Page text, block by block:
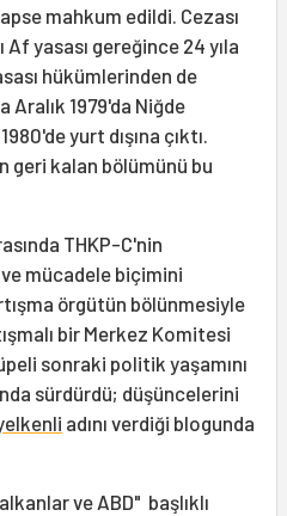
mahkum edildi. Cezası
Af yasası gereğince 24 yıla
hükümlerinden de
Aralık 1979'da Niğde
yurt dışına çıktı.
geri kalan bölümünü bu
THKP-C'nin
mücadele biçimini
örgütün bölünmesiyle
bir Merkez Komitesi
sonraki politik yaşamını
sürdürdü; düşüncelerini
adını verdiği blogunda
ve ABD" başlıklı